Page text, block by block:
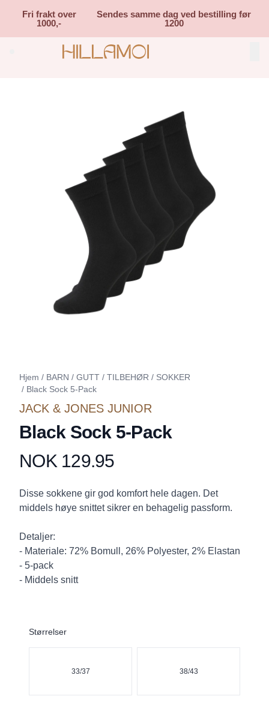
Fri frakt over
1000,-
Sendes samme dag ved bestilling før
1200
Search (⌘K)
Hjem / BARN / GUTT / TILBEHØR / SOKKER
/ Black Sock 5-Pack
JACK & JONES JUNIOR
Black Sock 5-Pack
Produktdetaljer
NOK 129.95
Description
Disse sokkene gir god komfort hele dagen. Det
middels høye snittet sikrer en behagelig passform.
Detaljer:
- Materiale: 72% Bomull, 26% Polyester, 2% Elastan
- 5-pack
- Middels snitt
Størrelser
Velg en Størrelser
33/37 38/43